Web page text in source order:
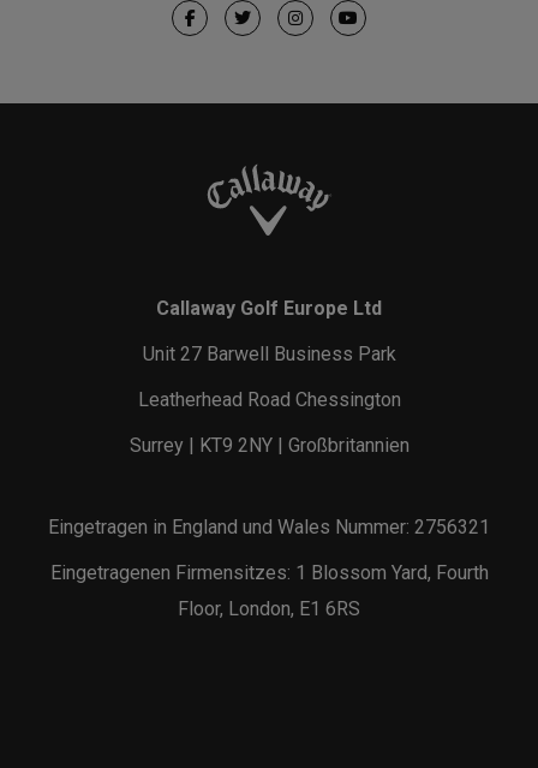
Callaway Golf Europe Ltd
Unit 27 Barwell Business Park
Leatherhead Road Chessington
Surrey | KT9 2NY | Großbritannien
Eingetragen in England und Wales Nummer: 2756321
Eingetragenen Firmensitzes: 1 Blossom Yard, Fourth
Floor, London, E1 6RS